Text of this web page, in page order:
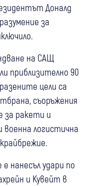
Доналд
за
на САЩ
приблизително 90
цели са
съоръжения
за ракети и
военна логистична
нанесъл удари по
и Кувейт в